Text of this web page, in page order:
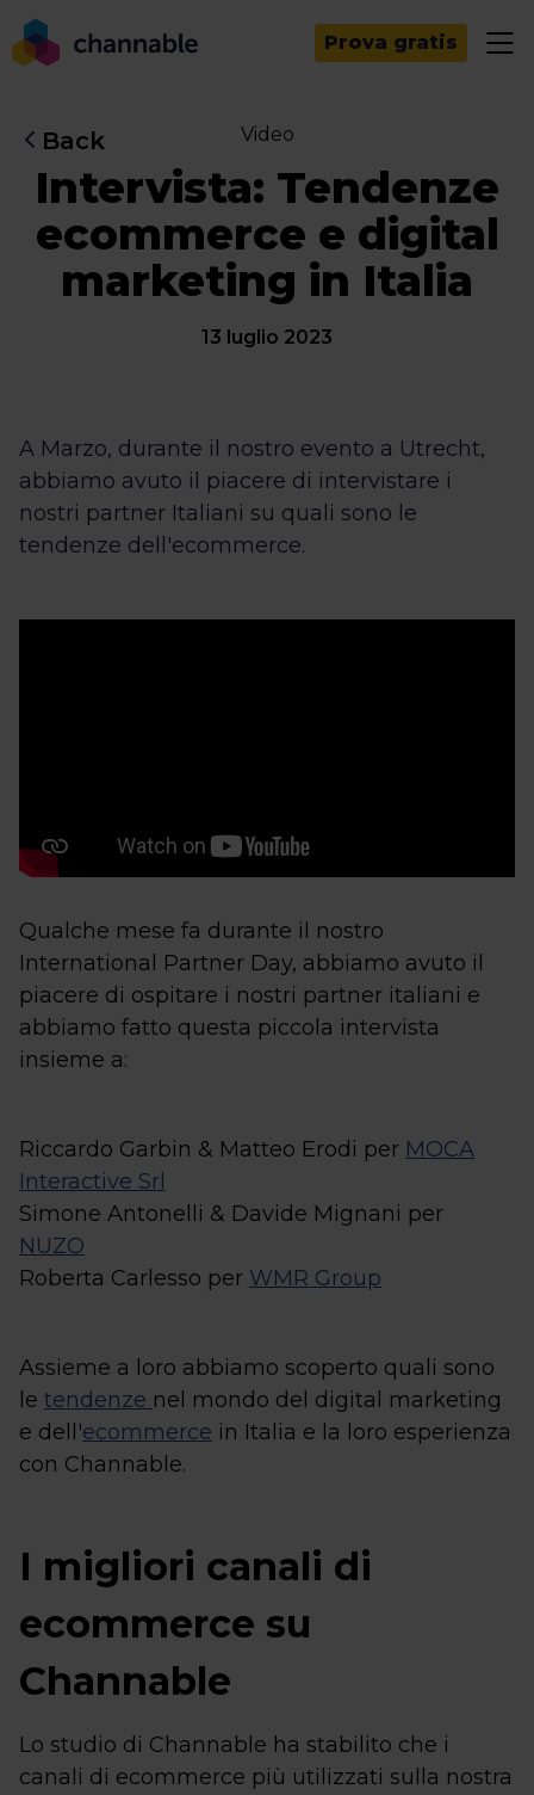
Prova gratis
Back Video
Intervista: Tendenze
ecommerce e digital
marketing in Italia
13 luglio 2023
A Marzo, durante il nostro evento a Utrecht,
abbiamo avuto il piacere di intervistare i
nostri partner Italiani su quali sono le
tendenze dell'ecommerce.
Qualche mese fa durante il nostro
International Partner Day, abbiamo avuto il
piacere di ospitare i nostri partner italiani e
abbiamo fatto questa piccola intervista
insieme a:
Riccardo Garbin & Matteo Erodi per MOCA
Interactive Srl
Simone Antonelli & Davide Mignani per
NUZO
Roberta Carlesso per WMR Group
Assieme a loro abbiamo scoperto quali sono
le tendenze nel mondo del digital marketing
e dell'ecommerce in Italia e la loro esperienza
con Channable.
I migliori canali di
ecommerce su
Channable
Lo studio di Channable ha stabilito che i
canali di ecommerce più utilizzati sulla nostra